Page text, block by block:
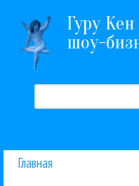
Перейти к
Гуру
шоу-
Форма поиска
Главная